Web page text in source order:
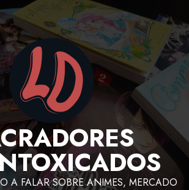
A FALAR SOBRE ANIMES, MERCADO